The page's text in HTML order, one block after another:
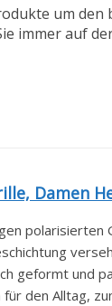
um den
immer auf
Damen
polarisierten
geformt und
den Alltag,